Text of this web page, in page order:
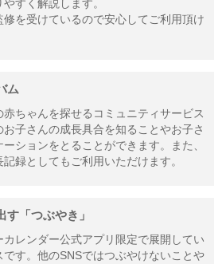
すく解説します。
を受けているので安心してご利用頂け
ム
ちゃんを探せるコミュニティサービス
子さんの成長具合を知ることやお子さ
ションをとることができます。また、
録としてもご利用いただけます。
「つぶやき」
カレンダー公式アプリ限定で展開してい
です。他のSNSではつぶやけないことや